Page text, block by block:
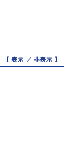
【 表示 ／非表示 】